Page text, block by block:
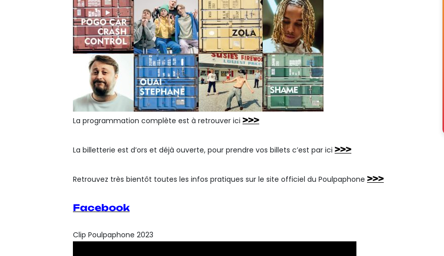
La programmation complète est à retrouver ici >>>
La billetterie est d’ors et déjà ouverte, pour prendre vos billets c’est par ici >>>
Retrouvez très bientôt toutes les infos pratiques sur le site officiel du Poulpaphone >>>
Facebook
Clip Poulpaphone 2023